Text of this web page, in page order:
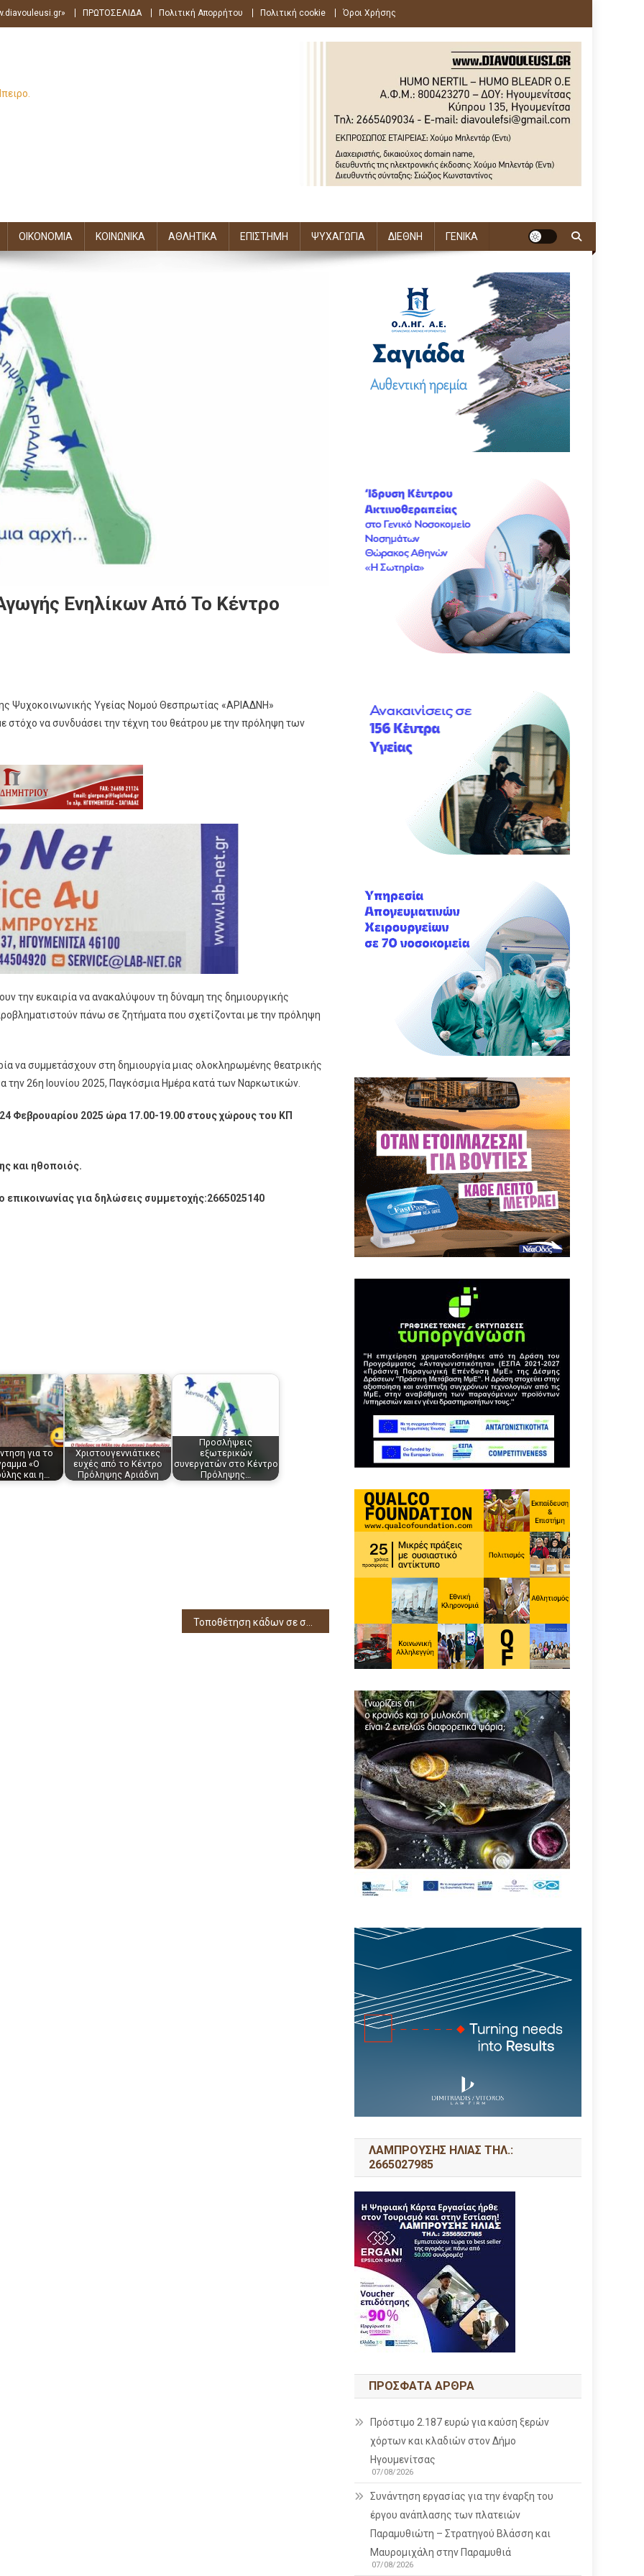
ΠΡΩΤΟΣΕΛΙΔΑ Πολιτική Απορρήτου Πολιτική cookie Όροι Χρήσης
ΟΙΚΟΝΟΜΙΑ ΚΟΙΝΩΝΙΚΑ ΑΘΛΗΤΙΚΑ ΕΠΙΣΤΗΜΗ ΨΥΧΑΓΩΓΙΑ ΔΙΕΘΝΗ ΓΕΝΙΚΑ
Ενηλίκων Από Το Κέντρο
Ψυχοκοινωνικής Υγείας Νομού Θεσπρωτίας «ΑΡΙΑΔΝΗ»
στόχο να συνδυάσει την τέχνη του θεάτρου με την πρόληψη των
την ευκαιρία να ανακαλύψουν τη δύναμη της δημιουργικής
πάνω σε ζητήματα που σχετίζονται με την πρόληψη
να συμμετάσχουν στη δημιουργία μιας ολοκληρωμένης θεατρικής
την 26η Ιουνίου 2025, Παγκόσμια Ημέρα κατά των Ναρκωτικών.
Φεβρουαρίου 2025 ώρα 17.00-19.00 στους χώρους του ΚΠ
και ηθοποιός.
για δηλώσεις συμμετοχής:2665025140
για το
«Ο
και η…
Χριστουγεννιάτικες
ευχές από το Κέντρο
Πρόληψης Αριάδνη
Προσλήψεις
εξωτερικών
συνεργατών στο Κέντρο
Πρόληψης…
ΛΑΜΠΡΟΥΣΗΣ ΗΛΙΑΣ ΤΗΛ.:
2665027985
ΠΡΌΣΦΑΤΑ ΆΡΘΡΑ
Πρόστιμο 2.187 ευρώ για καύση ξερών
χόρτων και κλαδιών στον Δήμο
Ηγουμενίτσας
07/08/2026
Συνάντηση εργασίας για την έναρξη του
έργου ανάπλασης των πλατειών
Παραμυθιώτη – Στρατηγού Βλάσση και
Μαυρομιχάλη στην Παραμυθιά
07/08/2026